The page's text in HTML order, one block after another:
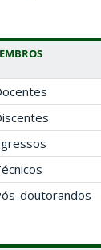
doutorandos